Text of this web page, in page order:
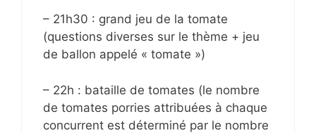
– 21h30 : grand jeu de la tomate
(questions diverses sur le thème + jeu
de ballon appelé « tomate »)
– 22h : bataille de tomates (le nombre
de tomates porries attribuées à chaque
concurrent est déterminé par le nombre